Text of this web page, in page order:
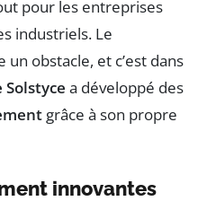
pour les entreprises
industriels. Le
obstacle, et c’est dans
Solstyce a développé des
grâce à son propre
innovantes